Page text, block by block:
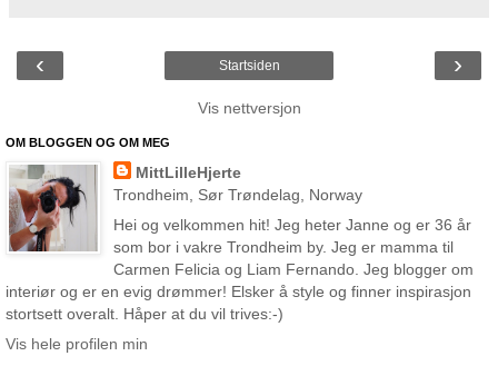
‹ ›
Startsiden
Vis nettversjon
OM BLOGGEN OG OM MEG
MittLilleHjerte
Trondheim, Sør Trøndelag, Norway
Hei og velkommen hit! Jeg heter Janne og er 36 år
som bor i vakre Trondheim by. Jeg er mamma til
Carmen Felicia og Liam Fernando. Jeg blogger om
interiør og er en evig drømmer! Elsker å style og finner inspirasjon
stortsett overalt. Håper at du vil trives:-)
Vis hele profilen min